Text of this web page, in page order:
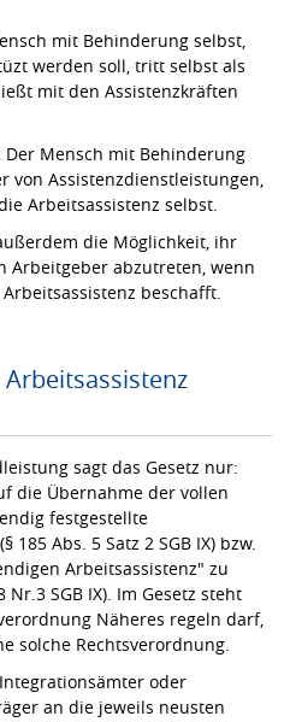
mit Behinderung selbst,
werden soll, tritt selbst als
mit den Assistenzkräften
Der Mensch mit Behinderung
von Assistenzdienstleistungen,
Arbeitsassistenz selbst.
die Möglichkeit, ihr
Arbeitgeber abzutreten, wenn
beschafft.
sagt das Gesetz nur:
die Übernahme der vollen
festgestellte
Abs. 5 Satz 2 SGB IX) bzw.
Arbeitsassistenz" zu
SGB IX). Im Gesetz steht
Näheres regeln darf,
solche Rechtsverordnung.
oder
an die jeweils neusten